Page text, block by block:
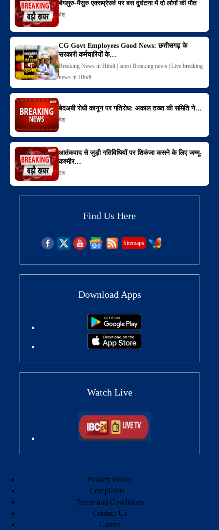
बेंगलुरु-मैसुरु एक्सप्रेसवे पर बस दुर्घटना में दो लोगों की मौत
देश
CG Govt Employees Good News: छत्तीसगढ़ के
सरकारी कर्मचारियों के…
Breaking News in Hindi | latest Breaking news | Live breaking
news in Hindi
बेदअबी रोधी कानून पर गतिरोध: अकाल तख्त की समिति ने…
देश
आतंकवाद से जुड़ी गतिविधियों पर शिकंजा कसने के लिए जम्मू-
कश्मीर…
देश
Find Us Here
Sitemaps
Download Apps
Watch Live
Privacy Policy
Complaints
Terms and Conditions
Contact Us
Career